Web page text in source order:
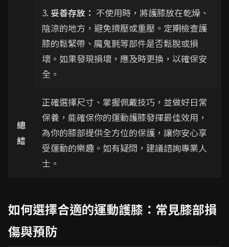
3. 妥善存放： 不使用時，將護膝放在乾燥、
陰涼的地方，避免擠壓或重壓。定期檢查護
膝的鬆緊帶、魔鬼氈等部件是否鬆脫或損
壞。如果發現損壞，應及時更換，以確保安
全。
總
結
正確選擇尺寸、掌握佩戴技巧，並做好日常
保養，能確保你的運動護膝發揮最佳效用，
為你的膝部提供全方位的保護，讓你安心享
受運動的樂趣。如有疑問，建議諮詢專業人
士。
如何選擇合適的運動護膝：常見膝部損
傷與預防